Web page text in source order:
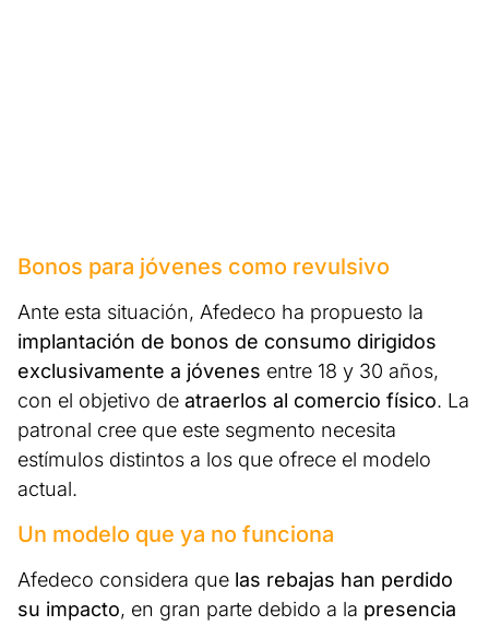
Bonos para jóvenes como revulsivo
Ante esta situación, Afedeco ha propuesto la
implantación de bonos de consumo dirigidos
exclusivamente a jóvenes entre 18 y 30 años,
con el objetivo de atraerlos al comercio físico. La
patronal cree que este segmento necesita
estímulos distintos a los que ofrece el modelo
actual.
Un modelo que ya no funciona
Afedeco considera que las rebajas han perdido
su impacto, en gran parte debido a la presencia